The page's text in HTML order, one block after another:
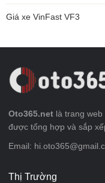
Giá xe VinFast VF3
Oto365.net là trang
được tổng hợp và sắp
Email:
Thị Trường